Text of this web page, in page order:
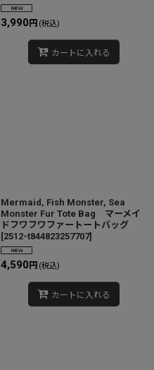
3,990 円 (税込)
カートに入れる
Mermaid, Fish Monster, Sea
Monster Fur Tote Bag マーメイ
ドフワフワファートートバッグ
[2512-t844823257707]
4,590 円 (税込)
カートに入れる